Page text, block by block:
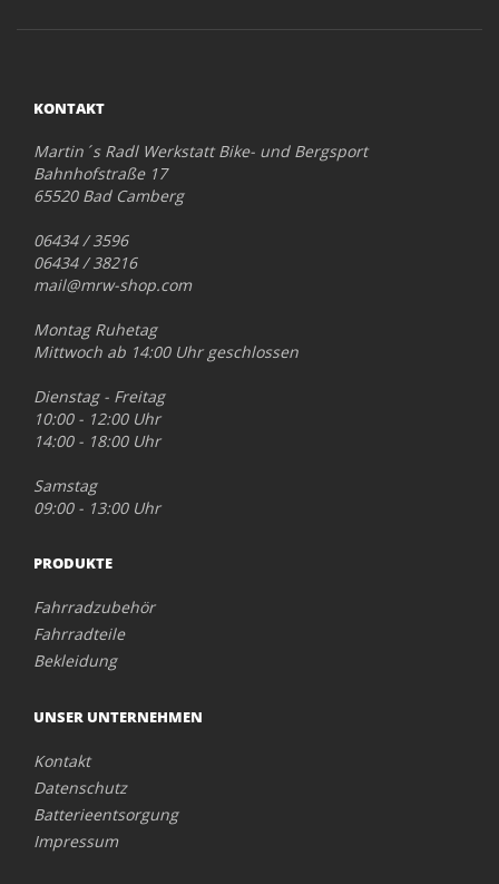
KONTAKT
Martin´s Radl Werkstatt Bike- und Bergsport
Bahnhofstraße 17
65520 Bad Camberg
06434 / 3596
06434 / 38216
mail@mrw-shop.com
Montag Ruhetag
Mittwoch ab 14:00 Uhr geschlossen
Dienstag - Freitag
10:00 - 12:00 Uhr
14:00 - 18:00 Uhr
Samstag
09:00 - 13:00 Uhr
PRODUKTE
Fahrradzubehör
Fahrradteile
Bekleidung
UNSER UNTERNEHMEN
Kontakt
Datenschutz
Batterieentsorgung
Impressum